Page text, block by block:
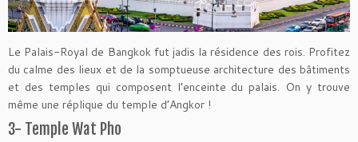
Le Palais-Royal de Bangkok fut jadis la résidence des rois. Profitez
du calme des lieux et de la somptueuse architecture des bâtiments
et des temples qui composent l’enceinte du palais. On y trouve
même une réplique du temple d’Angkor !
3- Temple Wat Pho